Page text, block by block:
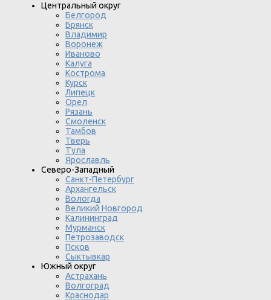
Центральный округ
Белгород
Брянск
Владимир
Воронеж
Иваново
Калуга
Кострома
Курск
Липецк
Орел
Рязань
Смоленск
Тамбов
Тверь
Тула
Ярославль
Северо-Западный
Санкт-Петербург
Архангельск
Вологда
Великий Новгород
Калининград
Мурманск
Петрозаводск
Псков
Сыктывкар
Южный округ
Астрахань
Волгоград
Краснодар